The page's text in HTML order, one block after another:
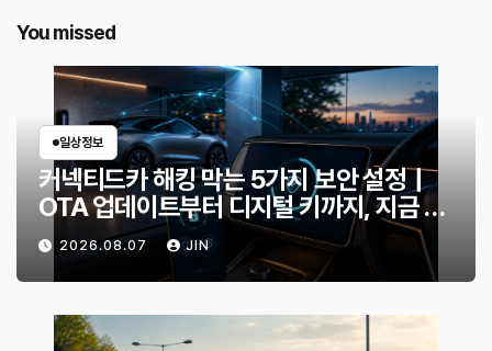
You missed
일상정보
커넥티드카 해킹 막는 5가지 보안 설정｜
OTA 업데이트부터 디지털 키까지, 지금 확
인할 것은?
2026.08.07 JIN